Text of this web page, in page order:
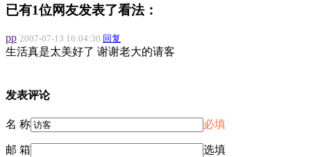
已有1位网友发表了看法：
pp 2007-07-13 16:04:30 回复
生活真是太美好了 谢谢老大的请客
发表评论
名 称 必填
邮 箱 选填